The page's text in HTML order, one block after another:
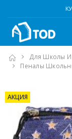
Для Школы И
Пеналы
АКЦИЯ